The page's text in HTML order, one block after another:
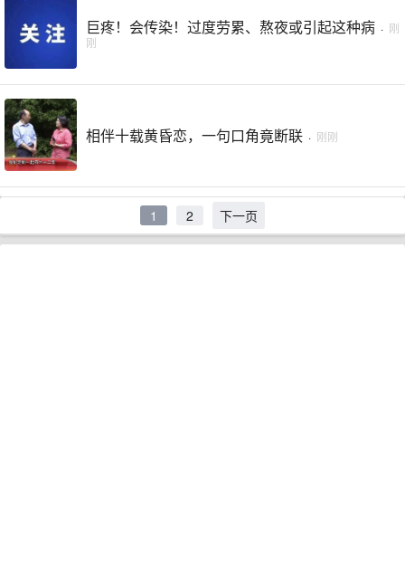
巨疼！会传染！过度劳累、熬夜或引起这种病 · 刚
刚
相伴十载黄昏恋，一句口角竟断联 · 刚刚
1 2 下一页